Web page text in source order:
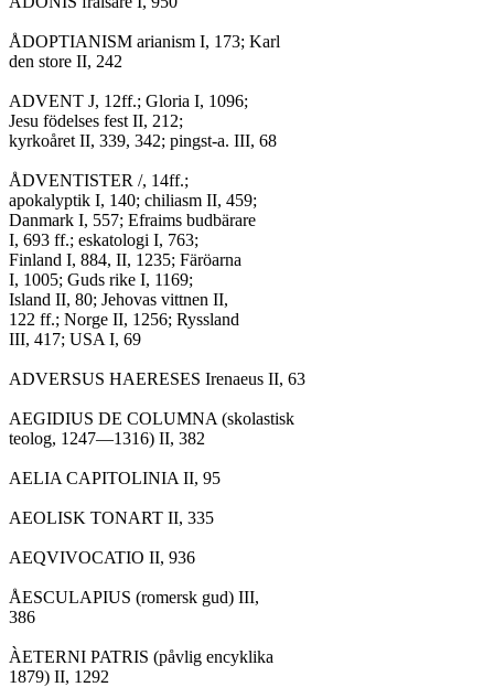
ÅDOPTIANISM arianism I, 173; Karl
den store II, 242
ADVENT J, 12ff.; Gloria I, 1096;
Jesu födelses fest II, 212;
kyrkoåret II, 339, 342; pingst-a. III, 68
ÅDVENTISTER /, 14ff.;
apokalyptik I, 140; chiliasm II, 459;
Danmark I, 557; Efraims budbärare
I, 693 ff.; eskatologi I, 763;
Finland I, 884, II, 1235; Färöarna
I, 1005; Guds rike I, 1169;
Island II, 80; Jehovas vittnen II,
122 ff.; Norge II, 1256; Ryssland
III, 417; USA I, 69
ADVERSUS HAERESES Irenaeus II, 63
AEGIDIUS DE COLUMNA (skolastisk
teolog, 1247—1316) II, 382
AELIA CAPITOLINIA II, 95
AEOLISK TONART II, 335
AEQVIVOCATIO II, 936
ÅESCULAPIUS (romersk gud) III,
386
ÀETERNI PATRIS (påvlig encyklika
1879) II, 1292